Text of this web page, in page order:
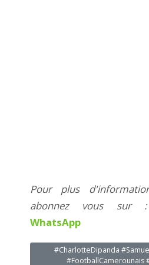
Pour plus
abonnez vous sur
WhatsApp
#CharlotteDipanda
#FootballCamerounais